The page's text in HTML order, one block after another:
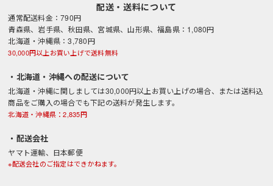
配送・送料について
通常配送料金：790円
青森県、岩手県、秋田県、宮城県、山形県、福島県：1,080円
北海道・沖縄県：3,780円
30,000円以上お買い上げで送料無料
・北海道・沖縄への配送について
北海道・沖縄に関しましては30,000円以上お買い上げの場合、または送料込
商品をご購入の場合でも下記の送料が発生します。
北海道・沖縄県：2,835円
・配送会社
ヤマト運輸、日本郵便
※配送会社のご指定はできかねます。